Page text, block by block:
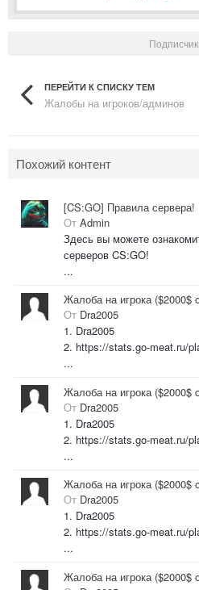
ПЕРЕЙТИ К СПИСКУ ТЕМ
Жалобы на игроков/админов
Похожий контент
[CS:GO] Правила сервера!
От Admin
Здесь вы можете
серверов CS:GO!
...
Жалоба на игрока ($2000$
От Dra2005
1. Dra2005
2. https://stats.go-meat.ru/
...
Жалоба на игрока ($2000$
От Dra2005
1. Dra2005
2. https://stats.go-meat.ru/
...
Жалоба на игрока ($2000$
От Dra2005
1. Dra2005
2. https://stats.go-meat.ru/
...
Жалоба на игрока ($2000$